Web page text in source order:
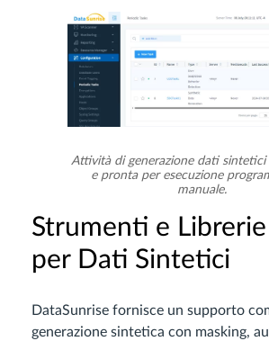
Attività di generazione dati sintetici
e pronta per esecuzione
manuale.
Strumenti e
per Dati Sintetici
DataSunrise fornisce un supporto
generazione sintetica con masking,